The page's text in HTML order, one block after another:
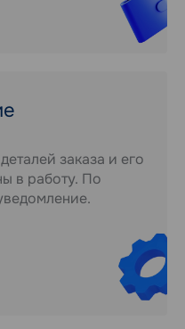
заказа и его
в работу. По